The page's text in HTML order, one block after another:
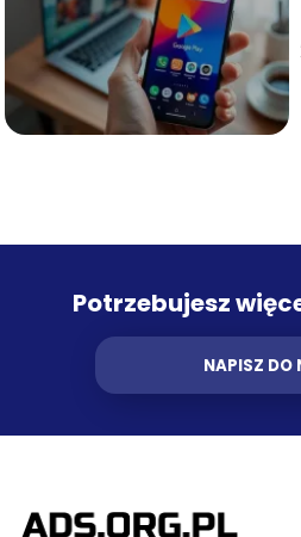
Potrzebujesz
NAPISZ DO